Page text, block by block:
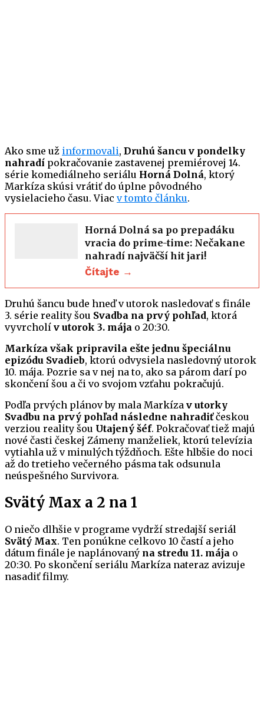
Ako sme už informovali, Druhú šancu v pondelky
nahradí pokračovanie zastavenej premiérovej 14.
série komediálneho seriálu Horná Dolná, ktorý
Markíza skúsi vrátiť do úplne pôvodného
vysielacieho času. Viac v tomto článku.
Horná Dolná sa po prepadáku
vracia do prime-time: Nečakane
nahradí najväčší hit jari!
Čítajte →
Druhú šancu bude hneď v utorok nasledovať s finále
3. série reality šou Svadba na prvý pohľad, ktorá
vyvrcholí v utorok 3. mája o 20:30.
Markíza však pripravila ešte jednu špeciálnu
epizódu Svadieb, ktorú odvysiela nasledovný utorok
10. mája. Pozrie sa v nej na to, ako sa párom darí po
skončení šou a či vo svojom vzťahu pokračujú.
Podľa prvých plánov by mala Markíza v utorky
Svadbu na prvý pohľad následne nahradiťčeskou
verziou reality šou Utajený šéf. Pokračovať tiež majú
nové časti českej Zámeny manželiek, ktorú televízia
vytiahla už v minulých týždňoch. Ešte hlbšie do noci
až do tretieho večerného pásma tak odsunula
neúspešného Survivora.
Svätý Max a 2 na 1
O niečo dlhšie v programe vydrží stredajší seriál
Svätý Max. Ten ponúkne celkovo 10 častí a jeho
dátum finále je naplánovaný na stredu 11. mája o
20:30. Po skončení seriálu Markíza nateraz avizuje
nasadiť filmy.